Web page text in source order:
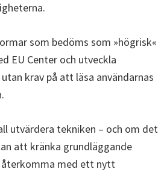
som bedöms som »högrisk«
EU Center och utveckla
krav på att läsa användarnas
utvärdera tekniken – och om det
att kränka grundläggande
med ett nytt